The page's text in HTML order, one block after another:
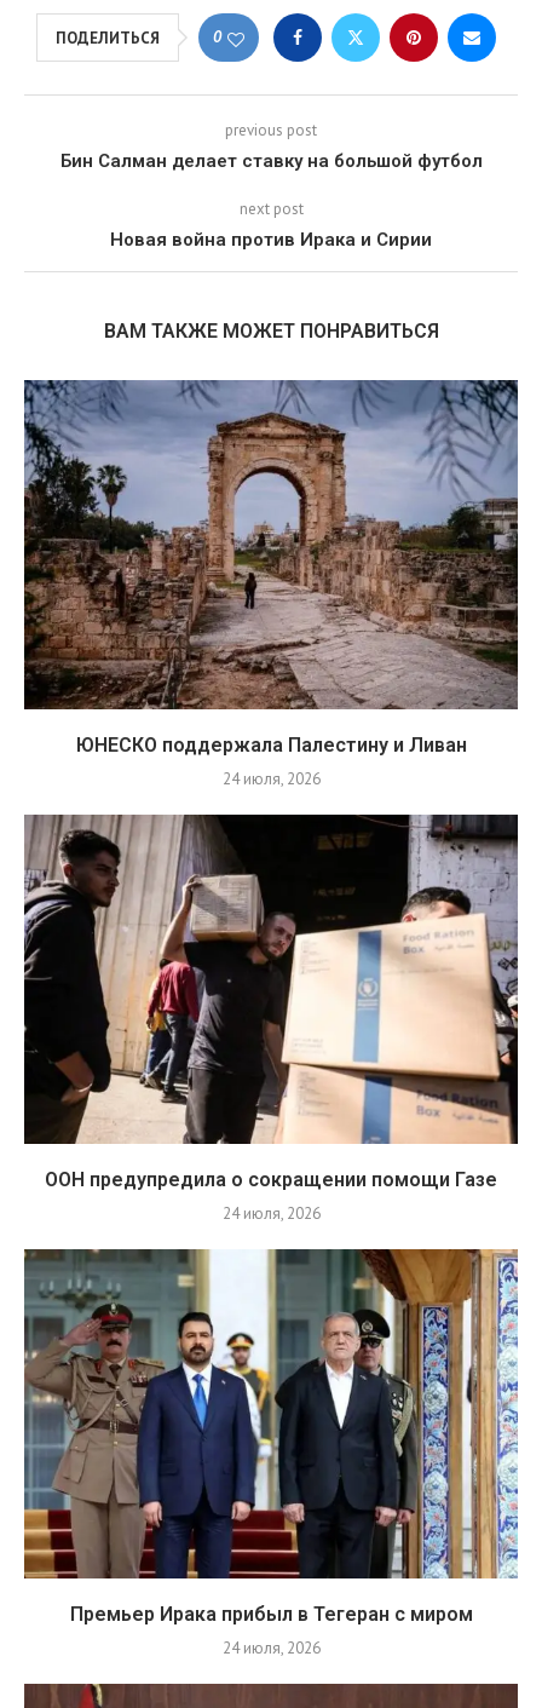
ПОДЕЛИТЬСЯ 0
previous post
Бин Салман делает ставку на большой футбол
next post
Новая война против Ирака и Сирии
ВАМ ТАКЖЕ МОЖЕТ ПОНРАВИТЬСЯ
ЮНЕСКО поддержала Палестину и Ливан
24 июля, 2026
ООН предупредила о сокращении помощи Газе
24 июля, 2026
Премьер Ирака прибыл в Тегеран с миром
24 июля, 2026